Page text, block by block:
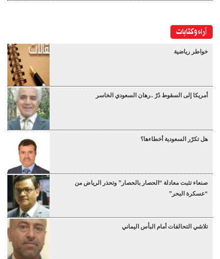
آراء وكتابات
خواطر رياضية
أمريكا إلى السقوط دُرْ ..رهان السعودي الخاسر
هل تكرّر السعودية أخطاءها؟
صنعاء تثبت معادلة “الحصار بالحصار” وتحذر الرياض من
“عسكرة البحر”
تلاشي التحالفات أمام البأس اليماني